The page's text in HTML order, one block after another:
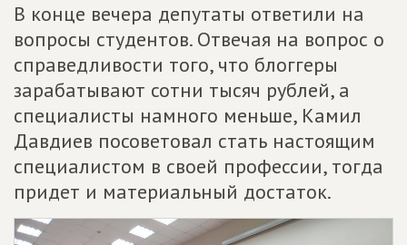
В конце вечера депутаты ответили на
вопросы студентов. Отвечая на вопрос о
справедливости того, что блоггеры
зарабатывают сотни тысяч рублей, а
специалисты намного меньше, Камил
Давдиев посоветовал стать настоящим
специалистом в своей профессии, тогда
придет и материальный достаток.